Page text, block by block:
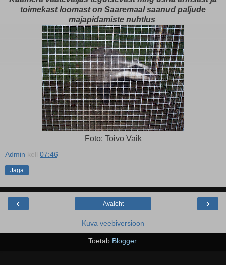
toimekast loomast on Saaremaal saanud paljude
majapidamiste nuhtlus
Foto: Toivo Vaik
Admin kell 07:46
Jaga
‹ ›
Avaleht
Kuva veebiversioon
Toetab Blogger.